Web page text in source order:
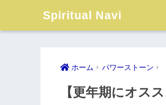
Spiritual Navi
ホーム パワーストーン
【更年期にオス